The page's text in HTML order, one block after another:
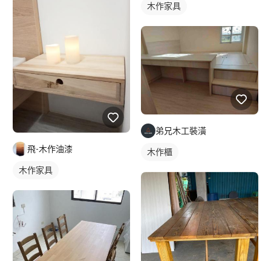
飛-木作油漆
木作家具
木作家具
弟兄木工裝潢
木作櫃